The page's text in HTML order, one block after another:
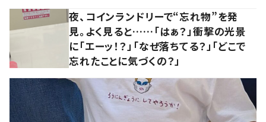
夜、コインランドリーで“忘れ物”を発
見。よく見ると……「はぁ？」衝撃の光景
に「エーッ！？」「なぜ落ちてる？」「どこで
忘れたことに気づくの？」